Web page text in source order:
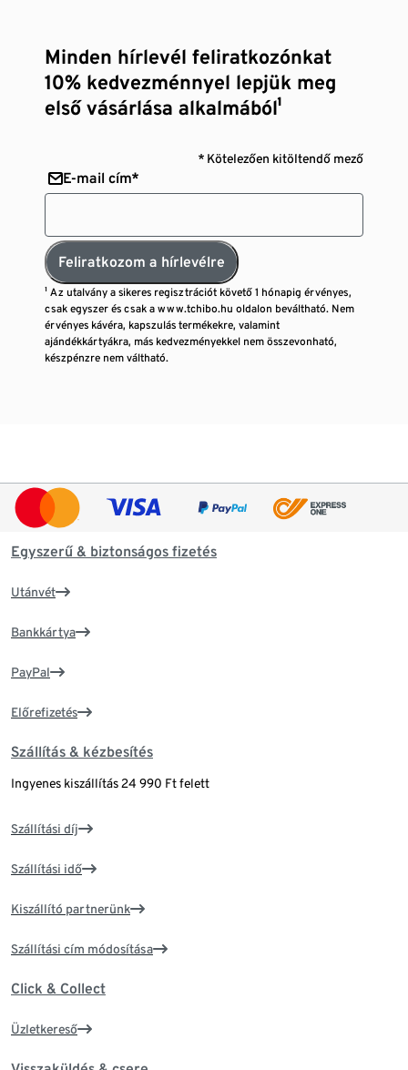
Minden hírlevél feliratkozónkat
10% kedvezménnyel lepjük meg
első vásárlása alkalmából¹
* Kötelezően kitöltendő mező
E-mail cím*
Feliratkozom a hírlevélre
¹ Az utalvány a sikeres regisztrációt követő 1 hónapig érvényes,
csak egyszer és csak a www.tchibo.hu oldalon beváltható. Nem
érvényes kávéra, kapszulás termékekre, valamint
ajándékkártyákra, más kedvezményekkel nem összevonható,
készpénzre nem váltható.
Egyszerű & biztonságos fizetés
Utánvét
Bankkártya
PayPal
Előrefizetés
Szállítás & kézbesítés
Ingyenes kiszállítás 24 990 Ft felett
Szállítási díj
Szállítási idő
Kiszállító partnerünk
Szállítási cím módosítása
Click & Collect
Üzletkereső